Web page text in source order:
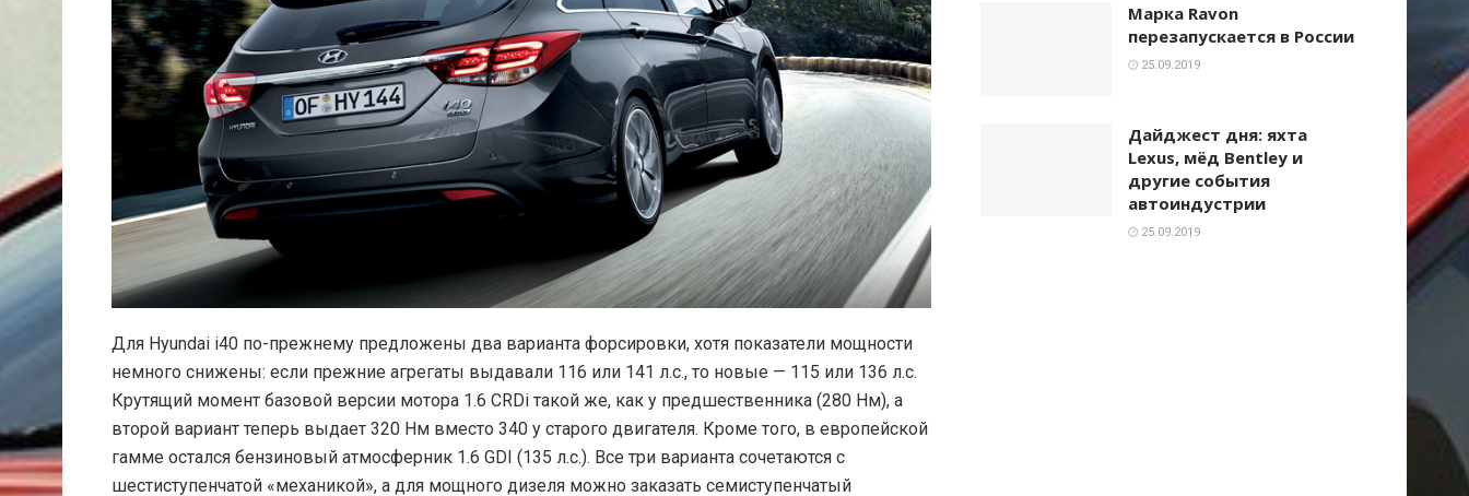
Для Hyundai i40 по-прежнему предложены два варианта форсировки, хотя показатели мощности
немного снижены: если прежние агрегаты выдавали 116 или 141 л.с., то новые — 115 или 136 л.с.
Крутящий момент базовой версии мотора 1.6 CRDi такой же, как у предшественника (280 Нм), а
второй вариант теперь выдает 320 Нм вместо 340 у старого двигателя. Кроме того, в европейской
гамме остался бензиновый атмосферник 1.6 GDI (135 л.с.). Все три варианта сочетаются с
шестиступенчатой «механикой», а для мощного дизеля можно заказать семиступенчатый
Марка Ravon
перезапускается в России
25.09.2019
Дайджест дня: яхта
Lexus, мёд Bentley и
другие события
автоиндустрии
25.09.2019